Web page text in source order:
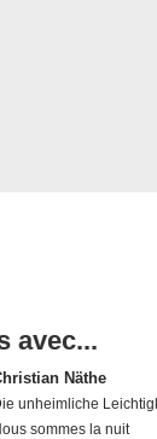
avec...
Näthe
unheimliche
sommes la nuit